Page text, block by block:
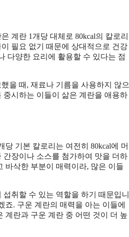
계란 1개당 대체로 80kcal의 칼로리
필요 없기 때문에 상대적으로 건강
다양한 요리에 활용할 수 있다는 점
을 때, 재료나 기름을 사용하지 않으
시하는 이들이 삶은 계란을 애용하
기본 칼로리는 여전히 80kcal에 머
장이나 소스를 첨가하여 맛을 더하
바삭한 부분이 매력이라, 많은 이들
취할 수 있는 역할을 하기 때문입니
. 구운 계란의 매력을 아는 이들에
계란과 구운 계란 중 어떤 것이 더 높